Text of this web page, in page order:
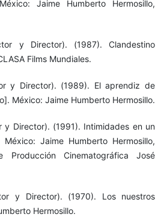
Jaime Humberto Hermosillo,
y Director). (1987). Clandestino
Films Mundiales.
y Director). (1989). El aprendiz de
México: Jaime Humberto Hermosillo.
y Director). (1991). Intimidades en un
Jaime Humberto Hermosillo,
Producción Cinematográfica José
y Director). (1970). Los nuestros
Hermosillo.